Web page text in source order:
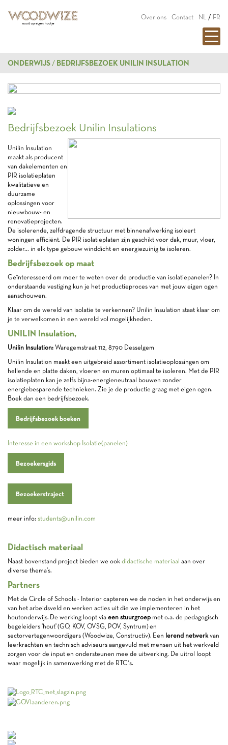
Over ons Contact NL / FR
ONDERWIJS BEDRIJFSBEZOEK UNILIN INSULATION
Bedrijfsbezoek Unilin Insulations
Unilin Insulation
maakt als producent
van dakelementen en
PIR isolatieplaten
kwalitatieve en
duurzame
oplossingen voor
nieuwbouw- en
renovatieprojecten.
De isolerende, zelfdragende structuur met binnenafwerking isoleert
woningen efficiënt. De PIR isolatieplaten zijn geschikt voor dak, muur, vloer,
zolder... in elk type gebouw winddicht en energiezuinig te isoleren.
Bedrijfsbezoek op maat
Geïnteresseerd om meer te weten over de productie van isolatiepanelen? In
onderstaande vestiging kun je het productieproces van met jouw eigen ogen
aanschouwen.
Klaar om de wereld van isolatie te verkennen? Unilin Insulation staat klaar om
je te verwelkomen in een wereld vol mogelijkheden.
UNILIN Insulation,
Unilin Insulation: Waregemstraat 112, 8790 Desselgem
Unilin Insulation maakt een uitgebreid assortiment isolatieoplossingen om
hellende en platte daken, vloeren en muren optimaal te isoleren. Met de PIR
isolatieplaten kan je zelfs bijna-energieneutraal bouwen zonder
energiebesparende technieken. Zie je de productie graag met eigen ogen.
Boek dan een bedrijfsbezoek.
Bedrijfsbezoek boeken
Interesse in een workshop Isolatie(panelen)
Bezoekersgids
Bezoekerstraject
meer info: students@unilin.com
Didactisch materiaal
Naast bovenstand project bieden we ook didactische materiaal aan over
diverse thema's.
Partners
Met de Circle of Schools - Interior capteren we de noden in het onderwijs en
van het arbeidsveld en werken acties uit die we implementeren in het
houtonderwijs. De werking loopt via een stuurgroep met o.a. de pedagogisch
begeleiders 'hout' (GO, KOV, OVSG, POV, Syntrum) en
sectorvertegenwoordigers (Woodwize, Constructiv). Een lerend netwerkvan
leerkrachten en technisch adviseurs aangevuld met mensen uit het werkveld
zorgen voor de input en ondersteunen mee de uitwerking. De uitrol loopt
waar mogelijk in samenwerking met de RTC’s.